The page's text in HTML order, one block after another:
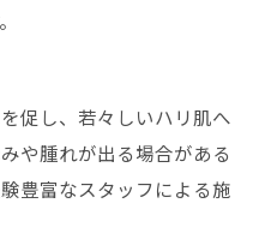
促し、若々しいハリ肌へ
や腫れが出る場合がある
豊富なスタッフによる施